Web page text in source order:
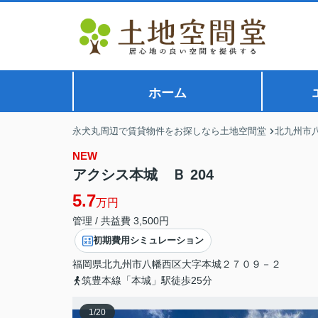
ホーム
永犬丸周辺で賃貸物件をお探しなら土地空間堂 北九州市
NEW
アクシス本城 Ｂ 204
5.7万円
管理 / 共益費 3,500円
初期費用シミュレーション
福岡県北九州市八幡西区大字本城２７０９－２
筑豊本線「本城」駅徒歩25分
1/20